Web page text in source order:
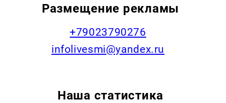
Размещение рекламы
+79023790276
infolivesmi@yandex.ru
Наша статистика